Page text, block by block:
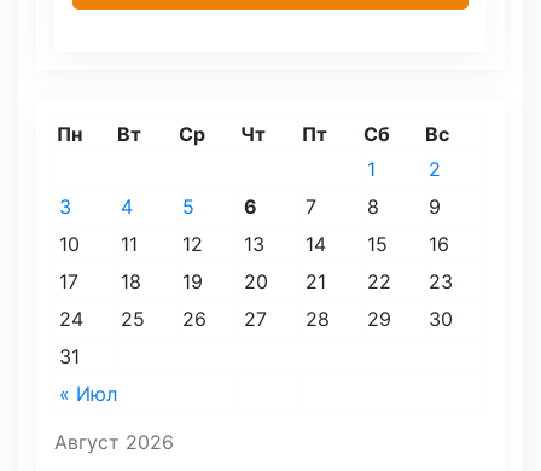
Август 2026
Пн Вт Ср Чт Пт Сб Вс
« Июл
1
2
3
4 5 6 7 8
9
10
11 12 13 14 15
16
17
18 19 20 21 22
23
24
25 26 27 28 29
30
31